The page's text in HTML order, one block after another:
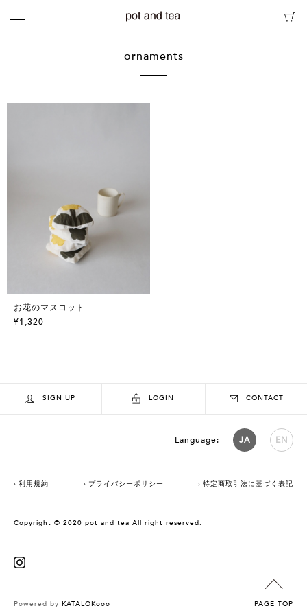
ornaments
お花のマスコット
¥1,320
SIGN UP LOGIN CONTACT
Language: JA EN
利用規約 プライバシーポリシー 特定商取引法に基づく表記
Copyright © 2020 pot and tea All right reserved.
Powered by KATALOKooo PAGE TOP